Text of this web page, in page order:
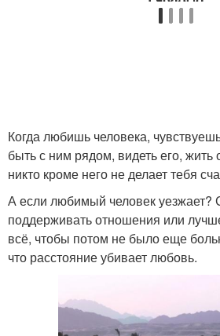
Когда любишь человека,
быть с ним рядом, видеть его, жить
никто кроме него не делает тебя
А если любимый человек уезжает?
поддерживать отношения или
всё, чтобы потом не было еще
что расстояние убивает любовь.